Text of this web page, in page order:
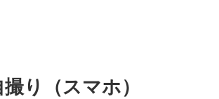
り（スマホ）